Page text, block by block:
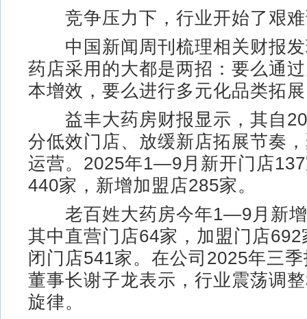
竞争压力下，行业开始了艰难
中国新闻周刊梳理相关财报发
药店采用的大都是两招：要么通
本增效，要么进行多元化品类拓
益丰大药房财报显示，其自
分低效门店、放缓新店拓展节奏
运营。2025年1—9月新开门店
440家，新增加盟店285家。
老百姓大药房今年1—9月新增
其中直营门店64家，加盟门店
闭门店541家。在公司2025年三
董事长谢子龙表示，行业震荡调
旋律。